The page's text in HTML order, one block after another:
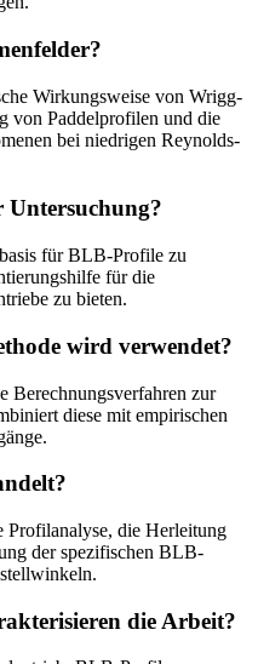
Wirkungsweise von Wrigg-
von Paddelprofilen und die
bei niedrigen Reynolds-
Untersuchung?
für BLB-Profile zu
für die
zu bieten.
wird verwendet?
Berechnungsverfahren zur
diese mit empirischen
Profilanalyse, die Herleitung
der spezifischen BLB-
die Arbeit?